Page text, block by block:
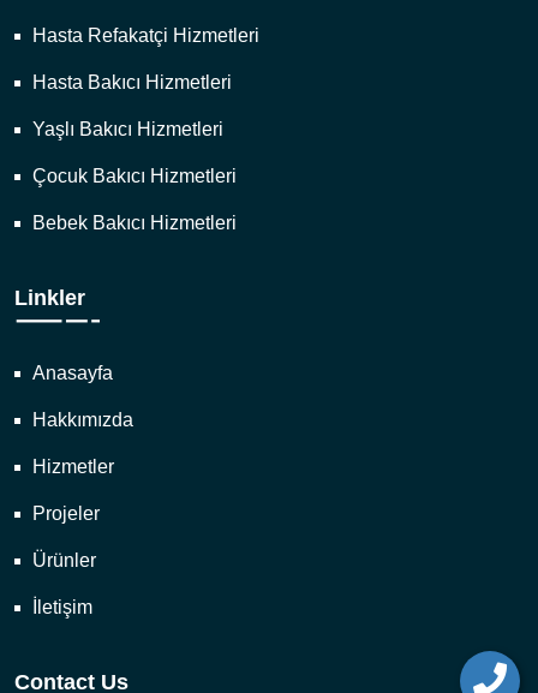
Hasta Refakatçi Hizmetleri
Hasta Bakıcı Hizmetleri
Yaşlı Bakıcı Hizmetleri
Çocuk Bakıcı Hizmetleri
Bebek Bakıcı Hizmetleri
Linkler
Anasayfa
Hakkımızda
Hizmetler
Projeler
Ürünler
İletişim
Contact Us